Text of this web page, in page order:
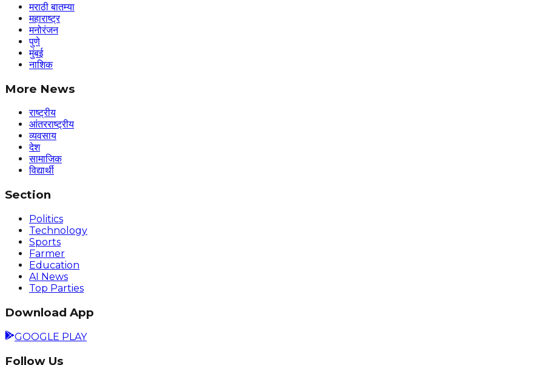
मराठी बातम्या
महाराष्ट्र
मनोरंजन
पुणे
मुंबई
नाशिक
More News
राष्ट्रीय
आंतरराष्ट्रीय
व्यवसाय
देश
सामाजिक
विद्यार्थी
Section
Politics
Technology
Sports
Farmer
Education
AI News
Top Parties
Download App
GOOGLE PLAY
Follow Us